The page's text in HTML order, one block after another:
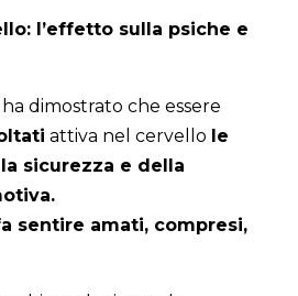
l’effetto sulla psiche e
dimostrato che essere
attiva nel cervello le
sicurezza e della
sentire amati, compresi,